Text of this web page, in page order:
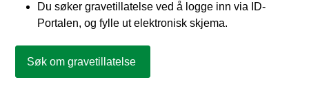
Du søker gravetillatelse ved å logge inn via ID-
Portalen, og fylle ut elektronisk skjema.
Søk om gravetillatelse